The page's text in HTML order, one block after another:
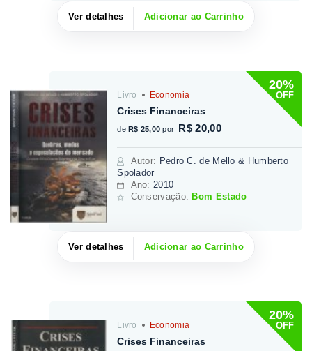
Ver detalhes Adicionar ao Carrinho
20%
OFF
Livro Economia
Crises Financeiras
de R$ 25,00 por R$ 20,00
Autor: Pedro C. de Mello & Humberto
Spolador
Ano: 2010
Conservação: Bom Estado
Ver detalhes Adicionar ao Carrinho
20%
OFF
Livro Economia
Crises Financeiras